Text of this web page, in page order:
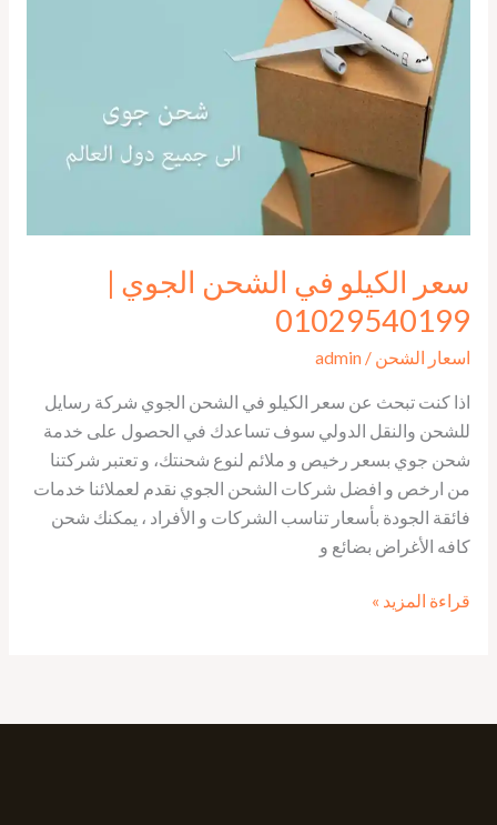
سعر الكيلو في الشحن الجوي |
01029540199
اسعار الشحن /
admin
اذا كنت تبحث عن سعر الكيلو في الشحن الجوي شركة رسايل
للشحن والنقل الدولي سوف تساعدك في الحصول على خدمة
شحن جوي بسعر رخيص و ملائم لنوع شحنتك، و تعتبر شركتنا
من ارخص و افضل شركات الشحن الجوي نقدم لعملائنا خدمات
فائقة الجودة بأسعار تناسب الشركات و الأفراد ، يمكنك شحن
كافه الأغراض بضائع و
في
الشحن
الجوي
01029540199
قراءة المزيد »